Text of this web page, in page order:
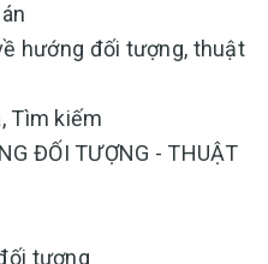
hướng đối tượng, thuật
Tìm kiếm
ĐỐI TƯỢNG - THUẬT
tượng